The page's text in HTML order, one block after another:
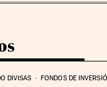
DIVISAS FONDOS DE